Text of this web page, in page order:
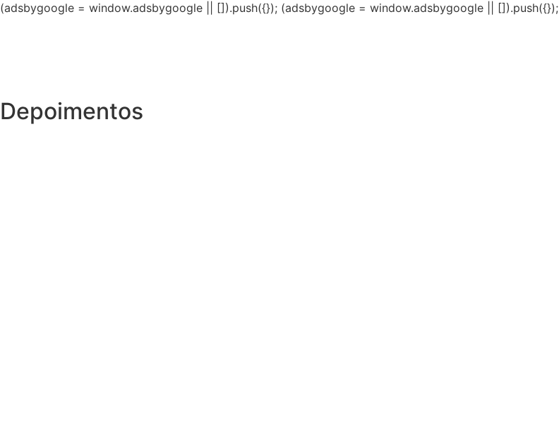
(adsbygoogle = window.adsbygoogle || []).push({}); (adsbygoogle = window.adsbygoogle || []).push({});
Depoimentos